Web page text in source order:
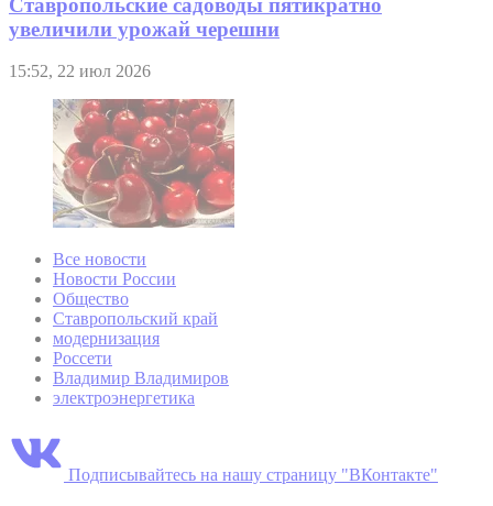
увеличили урожай черешни
15:52, 22 июл 2026
Все новости
Новости России
Общество
Ставропольский край
модернизация
Россети
Владимир Владимиров
электроэнергетика
Подписывайтесь на нашу страницу "ВКонтакте"